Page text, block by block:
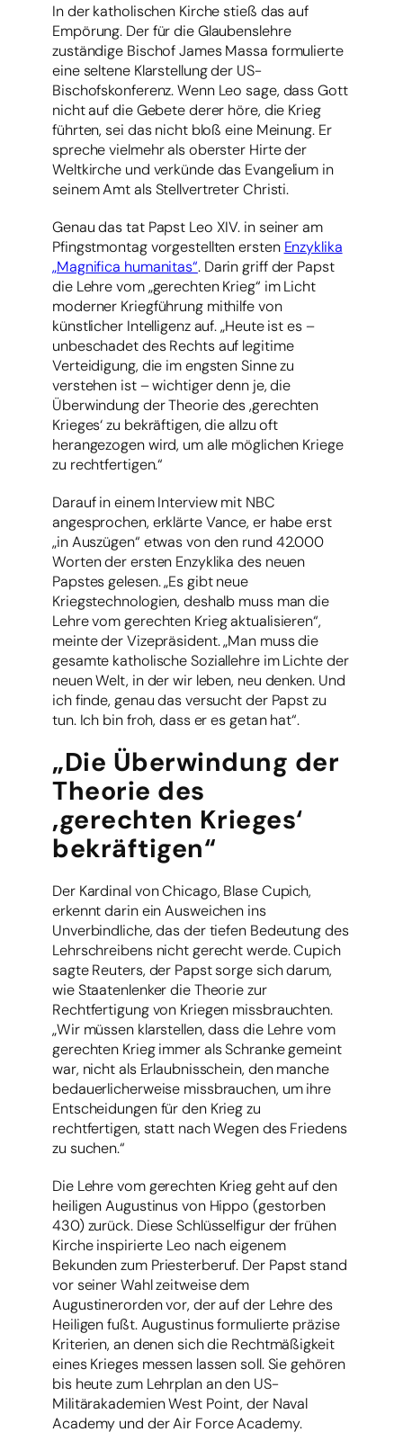
In der katholischen Kirche stieß das auf
Empörung. Der für die Glaubenslehre
zuständige Bischof James Massa formulierte
eine seltene Klarstellung der US-
Bischofskonferenz. Wenn Leo sage, dass Gott
nicht auf die Gebete derer höre, die Krieg
führten, sei das nicht bloß eine Meinung. Er
spreche vielmehr als oberster Hirte der
Weltkirche und verkünde das Evangelium in
seinem Amt als Stellvertreter Christi.
Genau das tat Papst Leo XIV. in seiner am
Pfingstmontag vorgestellten ersten Enzyklika
„Magnifica humanitas“. Darin griff der Papst
die Lehre vom „gerechten Krieg“ im Licht
moderner Kriegführung mithilfe von
künstlicher Intelligenz auf. „Heute ist es –
unbeschadet des Rechts auf legitime
Verteidigung, die im engsten Sinne zu
verstehen ist – wichtiger denn je, die
Überwindung der Theorie des ‚gerechten
Krieges‘ zu bekräftigen, die allzu oft
herangezogen wird, um alle möglichen Kriege
zu rechtfertigen.“
Darauf in einem Interview mit NBC
angesprochen, erklärte Vance, er habe erst
„in Auszügen“ etwas von den rund 42.000
Worten der ersten Enzyklika des neuen
Papstes gelesen. „Es gibt neue
Kriegstechnologien, deshalb muss man die
Lehre vom gerechten Krieg aktualisieren“,
meinte der Vizepräsident. „Man muss die
gesamte katholische Soziallehre im Lichte der
neuen Welt, in der wir leben, neu denken. Und
ich finde, genau das versucht der Papst zu
tun. Ich bin froh, dass er es getan hat“.
„Die Überwindung der
Theorie des
‚gerechten Krieges‘
bekräftigen“
Der Kardinal von Chicago, Blase Cupich,
erkennt darin ein Ausweichen ins
Unverbindliche, das der tiefen Bedeutung des
Lehrschreibens nicht gerecht werde. Cupich
sagte Reuters, der Papst sorge sich darum,
wie Staatenlenker die Theorie zur
Rechtfertigung von Kriegen missbrauchten.
„Wir müssen klarstellen, dass die Lehre vom
gerechten Krieg immer als Schranke gemeint
war, nicht als Erlaubnisschein, den manche
bedauerlicherweise missbrauchen, um ihre
Entscheidungen für den Krieg zu
rechtfertigen, statt nach Wegen des Friedens
zu suchen.“
Die Lehre vom gerechten Krieg geht auf den
heiligen Augustinus von Hippo (gestorben
430) zurück. Diese Schlüsselfigur der frühen
Kirche inspirierte Leo nach eigenem
Bekunden zum Priesterberuf. Der Papst stand
vor seiner Wahl zeitweise dem
Augustinerorden vor, der auf der Lehre des
Heiligen fußt. Augustinus formulierte präzise
Kriterien, an denen sich die Rechtmäßigkeit
eines Krieges messen lassen soll. Sie gehören
bis heute zum Lehrplan an den US-
Militärakademien West Point, der Naval
Academy und der Air Force Academy.